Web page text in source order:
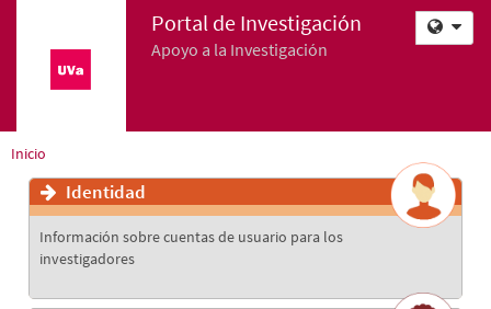
Portal de Investigación
Apoyo a la Investigación
Inicio
Identidad
Información sobre cuentas de usuario para los
investigadores